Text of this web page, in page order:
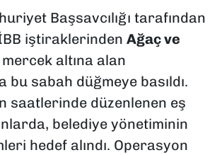
Başsavcılığı tarafından
iştiraklerinden Ağaç ve
altına alan
sabah düğmeye basıldı.
saatlerinde düzenlenen eş
belediye yönetiminin
hedef alındı. Operasyon